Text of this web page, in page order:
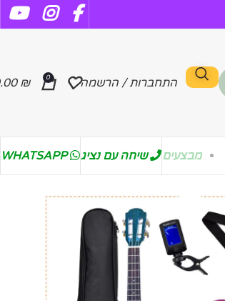
התחברות / הרשמה 0
₪
מבצעים שיחה עם נציג WHATSAPP